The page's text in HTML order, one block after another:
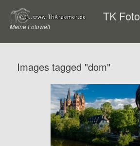
Inhalt
springen
TK Foto
Meine Fotowelt
Images tagged "dom"